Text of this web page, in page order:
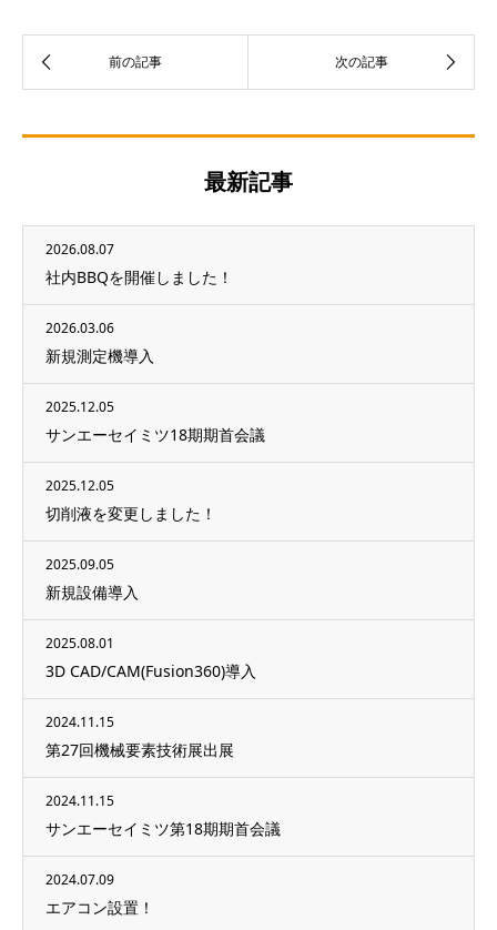
最新記事
2026.08.07
社内BBQを開催しました！
2026.03.06
新規測定機導入
2025.12.05
サンエーセイミツ18期期首会議
2025.12.05
切削液を変更しました！
2025.09.05
新規設備導入
2025.08.01
3D CAD/CAM(Fusion360)導入
2024.11.15
第27回機械要素技術展出展
2024.11.15
サンエーセイミツ第18期期首会議
2024.07.09
エアコン設置！